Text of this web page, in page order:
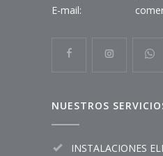
E-mail:
NUESTROS
INSTALACIONES